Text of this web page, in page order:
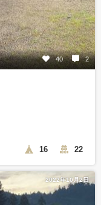
40 2
16 22
2022年10月2日